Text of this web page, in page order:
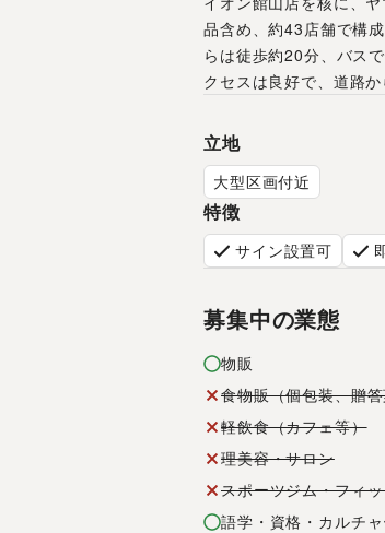
品含め、約43店舗で構
らは徒歩約20分、バス
クセスは良好で、道路
立地
大型区画付近
特徴
サイン設置可
募集中の業態
物販
食物販（個包装、贈
軽飲食（カフェ等）
理美容・サロン
スポーツジム・フィ
語学・資格・カルチ